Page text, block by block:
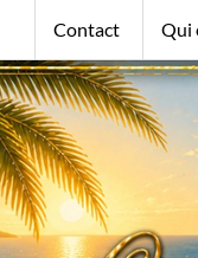
Contact Qui